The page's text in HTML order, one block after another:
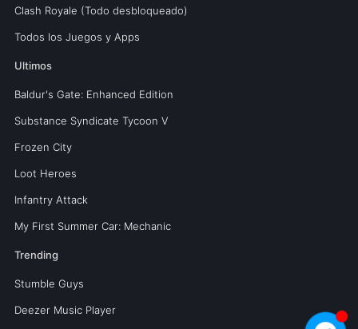
Clash Royale (Todo desbloqueado)
Todos los Juegos y Apps
Ultimos
Baldur's Gate: Enhanced Edition
Substance Syndicate Tycoon V
Frozen City
Loot Heroes
Infantry Attack
My First Summer Car: Mechanic
Trending
Stumble Guys
Deezer Music Player